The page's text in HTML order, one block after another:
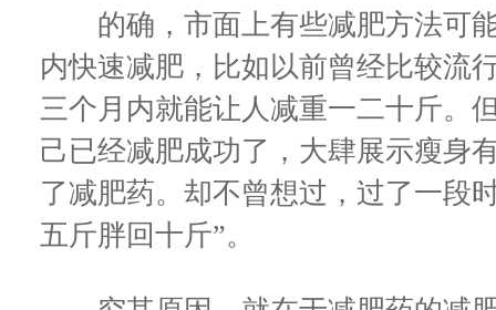
的确，市面上有些减肥方法可能
内快速减肥，比如以前曾经比较流
三个月内就能让人减重一二十斤。
己已经减肥成功了，大肆展示瘦身
了减肥药。却不曾想过，过了一段
五斤胖回十斤”。